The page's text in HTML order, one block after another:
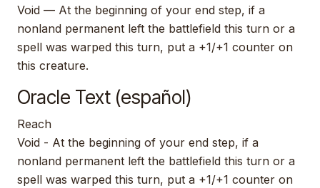
Void — At the beginning of your end step, if a
nonland permanent left the battlefield this turn or a
spell was warped this turn, put a +1/+1 counter on
this creature.
Oracle Text (español)
Reach
Void - At the beginning of your end step, if a
nonland permanent left the battlefield this turn or a
spell was warped this turn, put a +1/+1 counter on